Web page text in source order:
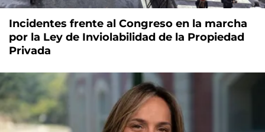
Incidentes frente al Congreso en la marcha
por la Ley de Inviolabilidad de la Propiedad
Privada